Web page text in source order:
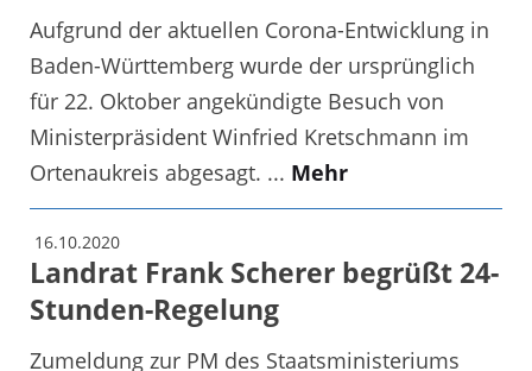
Aufgrund der aktuellen Corona-Entwicklung in
Baden-Württemberg wurde der ursprünglich
für 22. Oktober angekündigte Besuch von
Ministerpräsident Winfried Kretschmann im
Ortenaukreis abgesagt. ... Mehr
16.10.2020
Landrat Frank Scherer begrüßt 24-
Stunden-Regelung
Zumeldung zur PM des Staatsministeriums